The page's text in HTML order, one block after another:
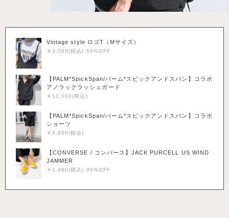
Vintage style ロゴT（Mサイズ）
￥3,080(税込) 60%OFF
【PALM*SpickSpan/パーム*スピックアンドスパン】コラボ
アノラックラッシュガード
￥11,000(税込)
【PALM*SpickSpan/パーム*スピックアンドスパン】コラボ
ショーツ
￥8,800(税込)
【CONVERSE / コンバース】JACK PURCELL US WIND
JAMMER
￥1,980(税込) 80%OFF